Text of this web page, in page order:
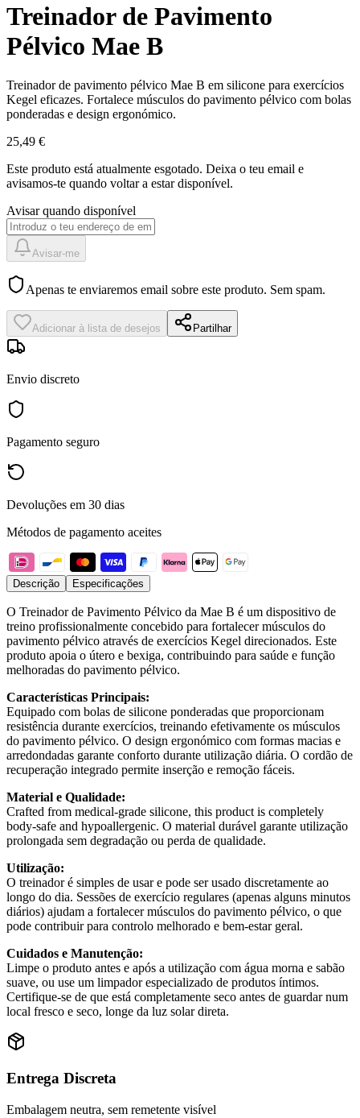
Treinador de Pavimento
Pélvico Mae B
Treinador de pavimento pélvico Mae B em silicone para exercícios
Kegel eficazes. Fortalece músculos do pavimento pélvico com bolas
ponderadas e design ergonómico.
25,49 €
Este produto está atualmente esgotado. Deixa o teu email e
avisamos-te quando voltar a estar disponível.
Avisar quando disponível
Avisar-me
Apenas te enviaremos email sobre este produto. Sem spam.
Adicionar à lista de desejos Partilhar
Envio discreto
Pagamento seguro
Devoluções em 30 dias
Métodos de pagamento aceites
Descrição Especificações
O Treinador de Pavimento Pélvico da Mae B é um dispositivo de
treino profissionalmente concebido para fortalecer músculos do
pavimento pélvico através de exercícios Kegel direcionados. Este
produto apoia o útero e bexiga, contribuindo para saúde e função
melhoradas do pavimento pélvico.
Características Principais:
Equipado com bolas de silicone ponderadas que proporcionam
resistência durante exercícios, treinando efetivamente os músculos
do pavimento pélvico. O design ergonómico com formas macias e
arredondadas garante conforto durante utilização diária. O cordão de
recuperação integrado permite inserção e remoção fáceis.
Material e Qualidade:
Crafted from medical-grade silicone, this product is completely
body-safe and hypoallergenic. O material durável garante utilização
prolongada sem degradação ou perda de qualidade.
Utilização:
O treinador é simples de usar e pode ser usado discretamente ao
longo do dia. Sessões de exercício regulares (apenas alguns minutos
diários) ajudam a fortalecer músculos do pavimento pélvico, o que
pode contribuir para controlo melhorado e bem-estar geral.
Cuidados e Manutenção:
Limpe o produto antes e após a utilização com água morna e sabão
suave, ou use um limpador especializado de produtos íntimos.
Certifique-se de que está completamente seco antes de guardar num
local fresco e seco, longe da luz solar direta.
Entrega Discreta
Embalagem neutra, sem remetente visível